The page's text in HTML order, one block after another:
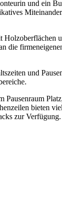
und ein
die
und
bieten
zur Verfügung.